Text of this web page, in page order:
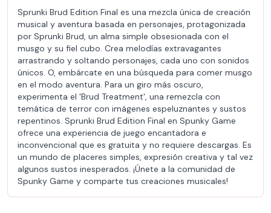
Sprunki Brud Edition Final es una mezcla única de creación
musical y aventura basada en personajes, protagonizada
por Sprunki Brud, un alma simple obsesionada con el
musgo y su fiel cubo. Crea melodías extravagantes
arrastrando y soltando personajes, cada uno con sonidos
únicos. O, embárcate en una búsqueda para comer musgo
en el modo aventura. Para un giro más oscuro,
experimenta el 'Brud Treatment', una remezcla con
temática de terror con imágenes espeluznantes y sustos
repentinos. Sprunki Brud Edition Final en Spunky Game
ofrece una experiencia de juego encantadora e
inconvencional que es gratuita y no requiere descargas. Es
un mundo de placeres simples, expresión creativa y tal vez
algunos sustos inesperados. ¡Únete a la comunidad de
Spunky Game y comparte tus creaciones musicales!